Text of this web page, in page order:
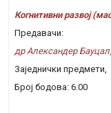
Когнитивни развој
Предавачи:
др Александер Бауцал
Заједнички предмети,
Број бодова: 6.00